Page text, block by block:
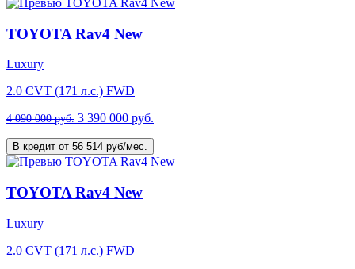
TOYOTA Rav4 New
Luxury
2.0 CVT (171 л.с.) FWD
4 090 000 руб. 3 390 000 руб.
В кредит от 56 514 руб/мес.
TOYOTA Rav4 New
Luxury
2.0 CVT (171 л.с.) FWD